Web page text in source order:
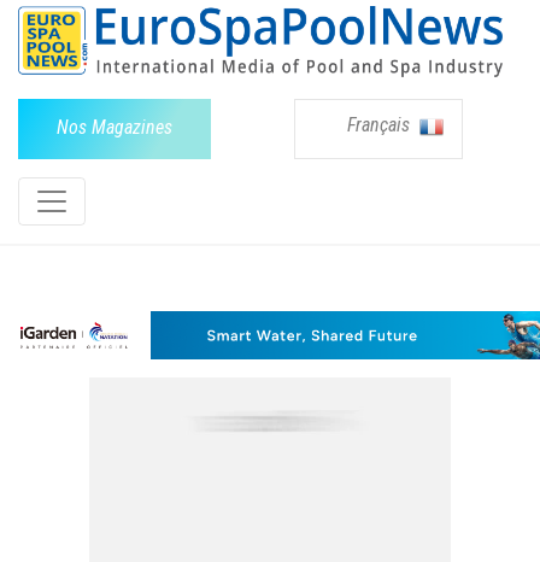
Nos Magazines Français